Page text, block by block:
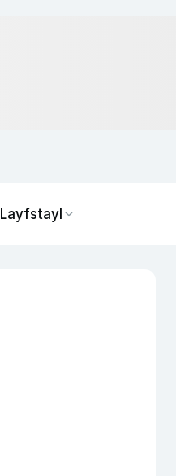
Layfstayl